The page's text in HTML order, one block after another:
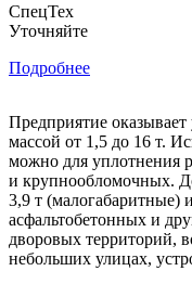
СпецТех
Уточняйте
Подробнее
Предприятие
массой от 1,5 до 16 т.
можно для уплотнения
и крупнообломочных.
3,9 т (малогабаритные)
асфальтобетонных и
дворовых территорий,
небольших улицах,